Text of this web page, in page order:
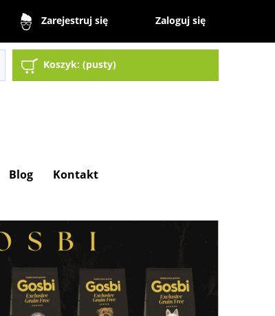
Zarejestruj się Zaloguj się
Koszyk: (pusty)
Blog Kontakt